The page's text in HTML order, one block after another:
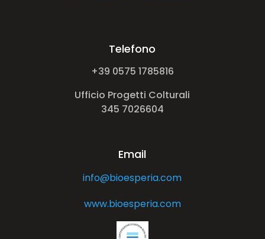
Telefono
+39 0575 1785816
Ufficio Progetti Colturali
345 7026604
Email
info@bioesperia.com
www.bioesperia.com